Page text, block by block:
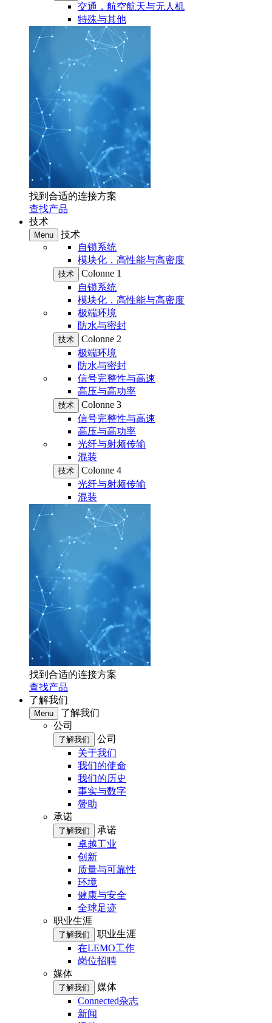
交通，航空航天与无人机
特殊与其他
找到合适的连接方案
查找产品
技术
Menu
技术
自锁系统
模块化，高性能与高密度
技术
Colonne 1
自锁系统
模块化，高性能与高密度
极端环境
防水与密封
技术
Colonne 2
极端环境
防水与密封
信号完整性与高速
高压与高功率
技术
Colonne 3
信号完整性与高速
高压与高功率
光纤与射频传输
混装
技术
Colonne 4
光纤与射频传输
混装
找到合适的连接方案
查找产品
了解我们
Menu
了解我们
公司
了解我们
公司
关于我们
我们的使命
我们的历史
事实与数字
赞助
承诺
了解我们
承诺
卓越工业
创新
质量与可靠性
环境
健康与安全
全球足迹
职业生涯
了解我们
职业生涯
在LEMO工作
岗位招聘
媒体
了解我们
媒体
Connected杂志
新闻